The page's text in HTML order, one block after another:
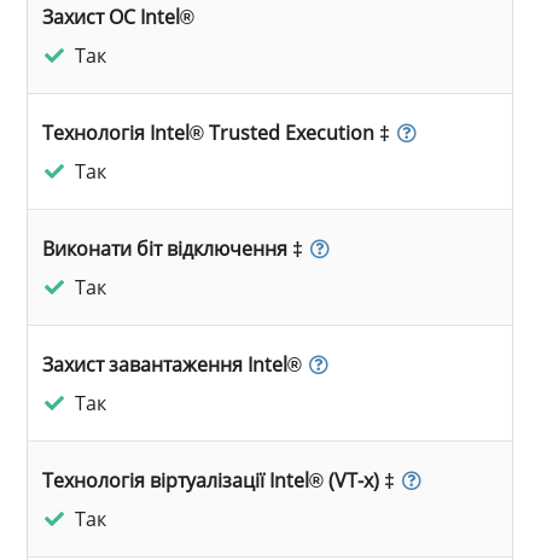
Захист ОС Intel®
Так
Технологія Intel® Trusted Execution ‡
Так
Виконати біт відключення ‡
Так
Захист завантаження Intel®
Так
Технологія віртуалізації Intel® (VT-x) ‡
Так